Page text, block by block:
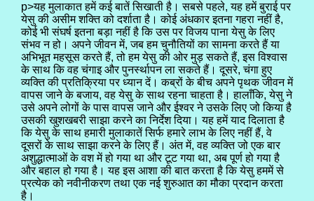
p>यह मुलाकात हमें कई बातें सिखाती है। सबसे पहले, यह हमें बुराई पर
येसु की असीम शक्ति को दर्शाता है। कोई अंधकार इतना गहरा नहीं है,
कोई भी संघर्ष इतना बड़ा नहीं है कि उस पर विजय पाना येसु के लिए
संभव न हो। अपने जीवन में, जब हम चुनौतियों का सामना करते हैं या
अभिभूत महसूस करते हैं, तो हम येसु की ओर मुड़ सकते हैं, इस विश्वास
के साथ कि वह चंगाइ और पुनर्स्थापन ला सकते हैं। दूसरे, चंगा हुए
व्यक्ति की प्रतिक्रिया पर ध्यान दें। कब्रों के बीच अपने पृथक जीवन में
वापस जाने के बजाय, वह येसु के साथ रहना चाहता है। हालाँकि, येसु ने
उसे अपने लोगों के पास वापस जाने और ईश्वर ने उसके लिए जो किया है
उसकी खुशखबरी साझा करने का निर्देश दिया। यह हमें याद दिलाता है
कि येसु के साथ हमारी मुलाकातें सिर्फ हमारे लाभ के लिए नहीं हैं, वे
दूसरों के साथ साझा करने के लिए हैं। अंत में, वह व्यक्ति जो एक बार
अशुद्धात्माओं के वश में हो गया था और टूट गया था, अब पूर्ण हो गया है
और बहाल हो गया है। यह इस आशा की बात करता है कि येसु हममें से
प्रत्येक को नवीनीकरण तथा एक नई शुरुआत का मौका प्रदान करता
है।